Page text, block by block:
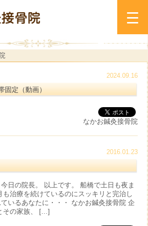
2024.09.16
固定（動画）
なかお鍼灸接骨院
2016.01.23
日の院長。 以上です。 船橋で土日も夜ま
も治療を続けているのにスッキリと完治し
いるあなたに・・・ なかお鍼灸接骨院 企
その家族、 […]